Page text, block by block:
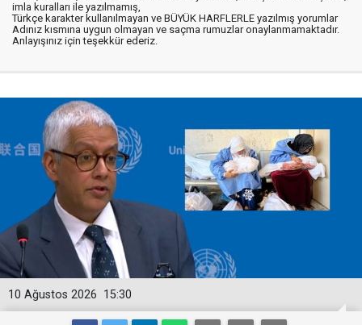
imla kuralları ile yazılmamış,
Türkçe karakter kullanılmayan ve BÜYÜK HARFLERLE yazılmış yorumlar
Adınız kısmına uygun olmayan ve saçma rumuzlar onaylanmamaktadır.
Anlayışınız için teşekkür ederiz.
15:30
10 Ağustos 2026